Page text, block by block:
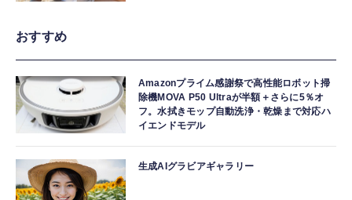
おすすめ
Amazonプライム感謝祭で高性能ロボット掃
除機MOVA P50 Ultraが半額＋さらに5％オ
フ。水拭きモップ自動洗浄・乾燥まで対応ハ
イエンドモデル
生成AIグラビアギャラリー